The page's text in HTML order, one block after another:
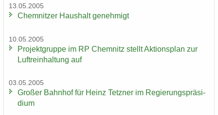
13.05.2005
Chem­nit­zer Haus­halt ge­neh­migt
10.05.2005
Pro­jekt­grup­pe im RP Chem­nitz stellt Ak­ti­ons­plan zur
Luft­rein­hal­tung auf
03.05.2005
Gro­ßer Bahn­hof für Heinz Tetz­ner im Re­gie­rungs­prä­si­
di­um